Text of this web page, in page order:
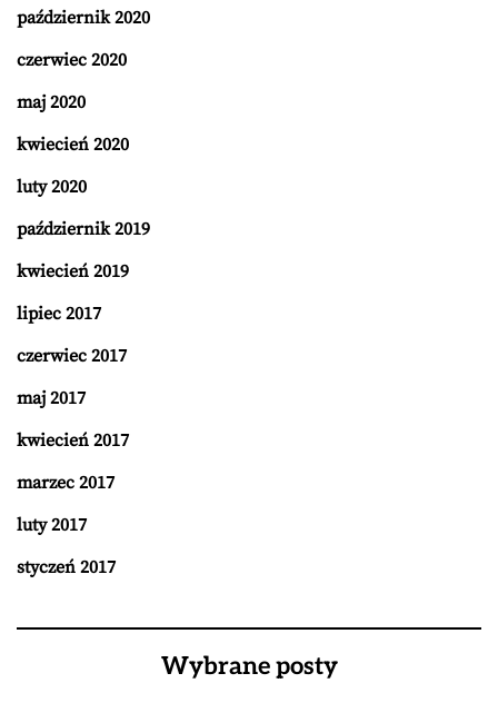
październik 2020
czerwiec 2020
maj 2020
kwiecień 2020
luty 2020
październik 2019
kwiecień 2019
lipiec 2017
czerwiec 2017
maj 2017
kwiecień 2017
marzec 2017
luty 2017
styczeń 2017
Wybrane posty